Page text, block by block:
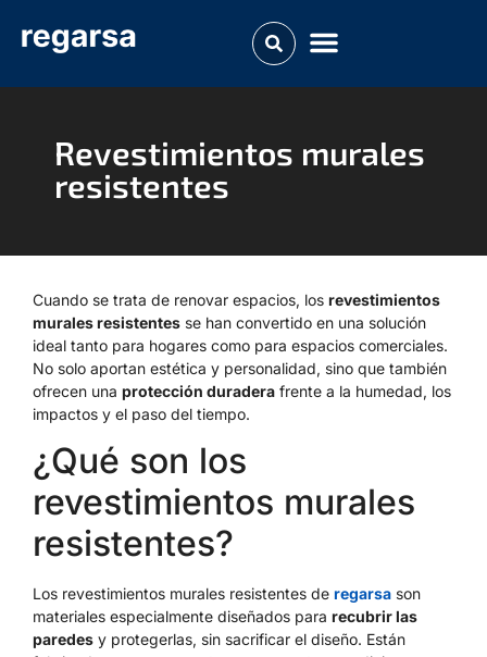
Revestimientos murales
resistentes
Cuando se trata de renovar espacios, los revestimientos
murales resistentes se han convertido en una solución
ideal tanto para hogares como para espacios comerciales.
No solo aportan estética y personalidad, sino que también
ofrecen una protección duradera frente a la humedad, los
impactos y el paso del tiempo.
¿Qué son los
revestimientos murales
resistentes?
Los revestimientos murales resistentes de regarsa son
materiales especialmente diseñados para recubrir las
paredes y protegerlas, sin sacrificar el diseño. Están